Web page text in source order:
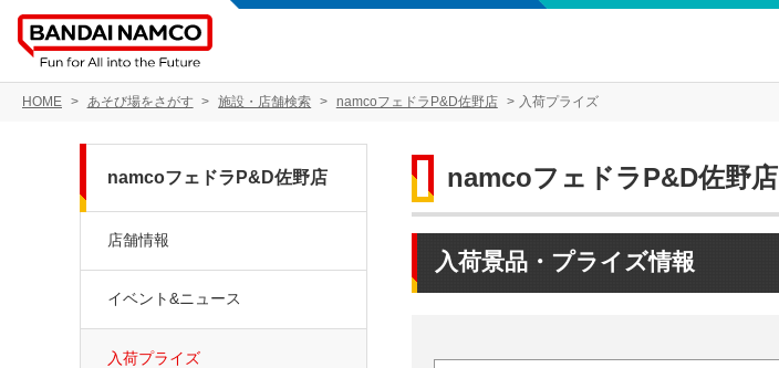
HOME あそび場をさがす 施設・店舗検索 namcoフェドラP&D佐野店 入荷プライズ
namcoフェドラP&D佐野店
入荷景品・プライズ情報
namcoフェドラP&D佐野店
店舗情報
イベント&ニュース
入荷プライズ